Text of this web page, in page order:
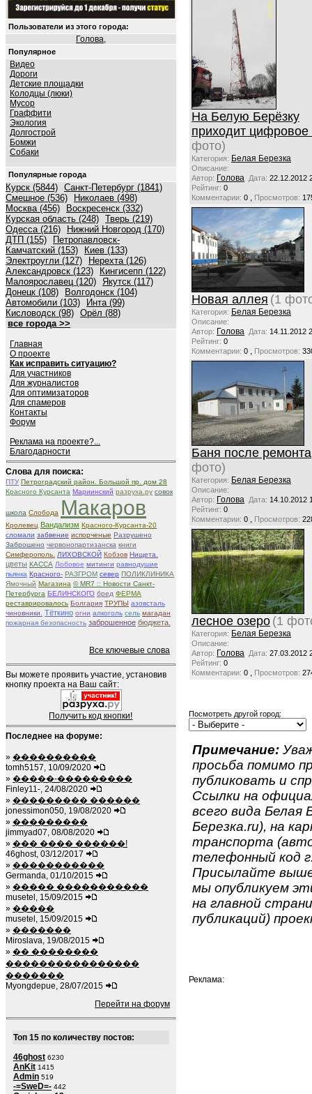
Пользователи из этого города:
Голова,
Популярное
Видео
Дороги
Детские площадки
Колодцы (люки)
Мусор
Граффити
Экология
Долгострой
Бомжи
Собаки
Популярные города
Курск (5844) Санкт-Петербург (1841)
Смешное (536)
Николаев (498)
Москва (456)
Воскресенск (332)
Курская область (248) Тверь (219)
Одесса (216)
Нижний Новгород (170)
ДТП (155)
Петропавловск-
Камчатский (153)
Киев (133)
Электроугли (127)
Нерехта (126)
Александровск (123)
Кингисепп (122)
Малоярославец (120) Якутск (117)
Донецк (108)
Волгодонск (104)
Автомобили (103)
Инта (99)
Кисловодск (98) Орёл (88)
все города >>
Главная
О проекте
Как исправить ситуацию?
Для участников
Для журналистов
Для оптимизаторов
Для спамеров
Контакты
Форум
Реклама на проекте?...
Благодарности
Слова для поиска:
ПТУ Петроградский район. Большой пр. дом 28
Красного Курсанта Мариинский разруха.ру совок
школа Слобода Макаров
Кролевец Вандализм Красного-Курсанта-20
сломали забвение испорченые Разрушено
Заброшено червонопартизанска книги
Симферополь.
ЛИХОВСКОЙ Кобзов Нищета.
цветы КАССА Лобовое митинги равнодушие
пьянка Красного- РАЗГРОМ север ПОЛИКЛИНИКА
Ямочный Магазина © MR7 :: Новости Санкт-
Петербурга БЕЛИНСКОГО бред ФЕРМА
реставрировалось Болгария ТРУПЫ азовсталь
чиновники.
Тёткино огни алкоголь сель магадан
пожарная безопасность заброшенное бюджета.
Все ключевые слова
Вы можете проявить участие, установив
кнопку проекта на Ваш сайт:
Получить код кнопки!
Последнее на форуме:
» ����������
tomh5157, 10/09/2020
» �����-���������
Finley11-, 24/08/2020
» ��������� ������
jonessimon050, 19/08/2020
» ���������
jimmyad07, 08/08/2020
» ��� ���� ������!
46ghost, 03/12/2017
» �����������
Germanda, 01/10/2015
» ����� �����������
musetel, 15/09/2015
» �����
musetel, 15/09/2015
» �������
Miroslava, 19/08/2015
» �� ��������
����������������
�������
Myongdepue, 28/07/2015
Перейти на форум
Топ 15 по количеству постов:
46ghost 6230
AnKit 1415
Admin 519
-=SweD=- 442
На Белую Берёзку
приходит
фото)
Категория: Белая Березка
Описание:
Автор: Голова Дата: 22.12.2012
Рейтинг: 0
Комментарии: 0 , Просмотров:
Новая аллея (1
Категория: Белая Березка
Описание:
Автор: Голова Дата: 14.11.2012
Рейтинг: 0
Комментарии: 0 , Просмотров:
Баня после ремонта
фото)
Категория: Белая Березка
Описание:
Автор: Голова Дата: 14.10.2012
Рейтинг: 0
Комментарии: 0 , Просмотров:
лесное озеро (1
Категория: Белая Березка
Описание:
Автор: Голова Дата: 27.03.2012
Рейтинг: 0
Комментарии: 0 , Просмотров:
Посмотреть другой город:
Примечание:
просьба помимо
публиковать и
Ссылки на
всего вида Белая
Березка.ru), на
транспорта
телефонный код
Присылайте
мы опубликуем
на главной
публикаций)
Реклама: